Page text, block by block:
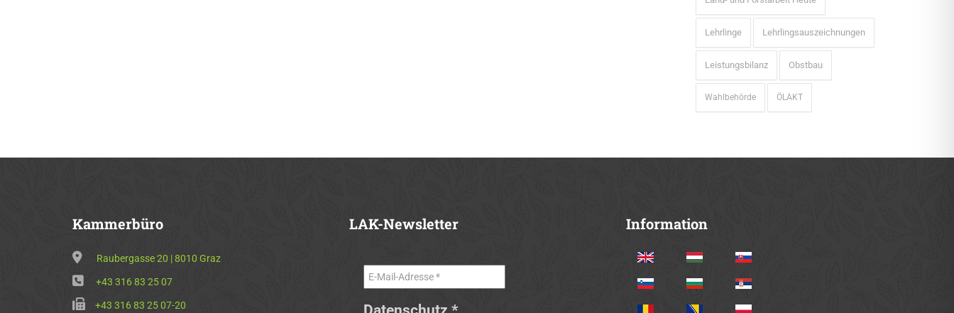
Lehrlinge Lehrlingsauszeichnungen
Leistungsbilanz Obstbau
Wahlbehörde ÖLAKT
Kammerbüro
Raubergasse 20 | 8010 Graz
+43 316 83 25 07
+43 316 83 25 07-20
LAK-Newsletter Information